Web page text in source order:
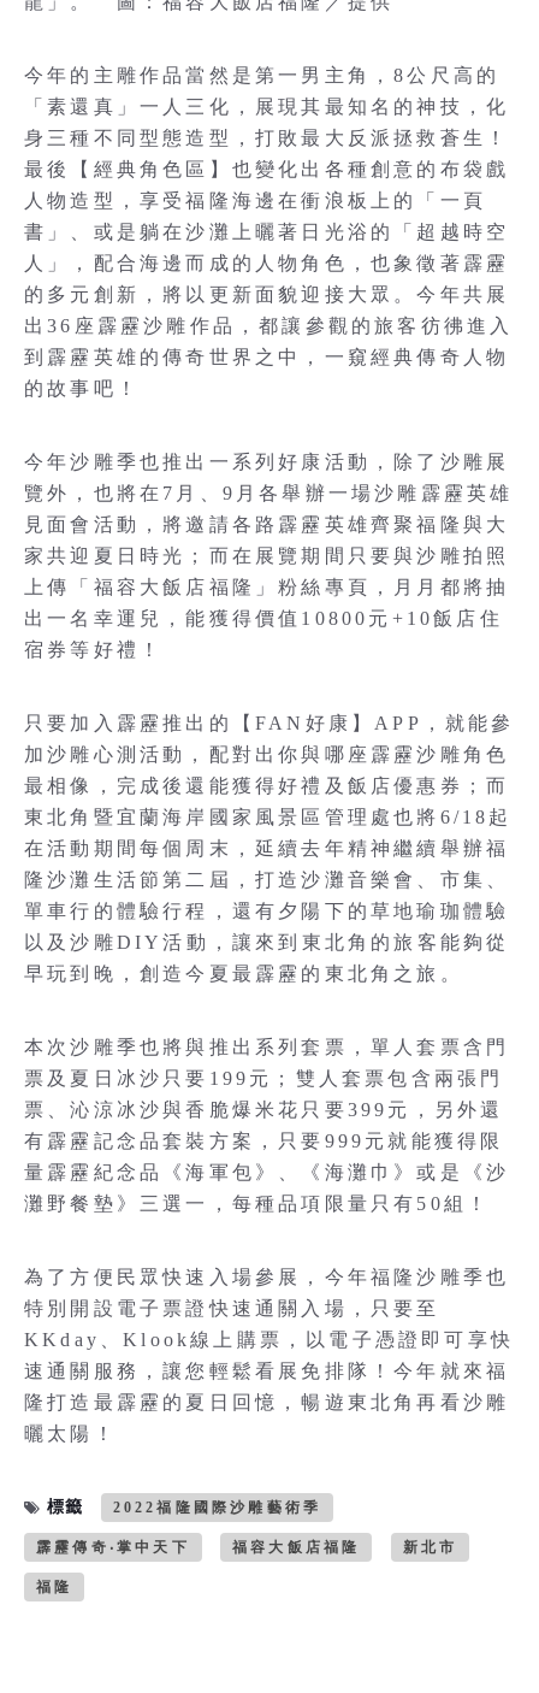
今年的主雕作品當然是第一男主角，8公尺高的
「素還真」一人三化，展現其最知名的神技，化
身三種不同型態造型，打敗最大反派拯救蒼生！
最後【經典角色區】也變化出各種創意的布袋戲
人物造型，享受福隆海邊在衝浪板上的「一頁
書」、或是躺在沙灘上曬著日光浴的「超越時空
人」，配合海邊而成的人物角色，也象徵著霹靂
的多元創新，將以更新面貌迎接大眾。今年共展
出36座霹靂沙雕作品，都讓參觀的旅客彷彿進入
到霹靂英雄的傳奇世界之中，一窺經典傳奇人物
的故事吧！
今年沙雕季也推出一系列好康活動，除了沙雕展
覽外，也將在7月、9月各舉辦一場沙雕霹靂英雄
見面會活動，將邀請各路霹靂英雄齊聚福隆與大
家共迎夏日時光；而在展覽期間只要與沙雕拍照
上傳「福容大飯店福隆」粉絲專頁，月月都將抽
出一名幸運兒，能獲得價值10800元+10飯店住
宿券等好禮！
只要加入霹靂推出的【FAN好康】APP，就能參
加沙雕心測活動，配對出你與哪座霹靂沙雕角色
最相像，完成後還能獲得好禮及飯店優惠券；而
東北角暨宜蘭海岸國家風景區管理處也將6/18起
在活動期間每個周末，延續去年精神繼續舉辦福
隆沙灘生活節第二屆，打造沙灘音樂會、市集、
單車行的體驗行程，還有夕陽下的草地瑜珈體驗
以及沙雕DIY活動，讓來到東北角的旅客能夠從
早玩到晚，創造今夏最霹靂的東北角之旅。
本次沙雕季也將與推出系列套票，單人套票含門
票及夏日冰沙只要199元；雙人套票包含兩張門
票、沁涼冰沙與香脆爆米花只要399元，另外還
有霹靂記念品套裝方案，只要999元就能獲得限
量霹靂紀念品《海軍包》、《海灘巾》或是《沙
灘野餐墊》三選一，每種品項限量只有50組！
為了方便民眾快速入場參展，今年福隆沙雕季也
特別開設電子票證快速通關入場，只要至
KKday、Klook線上購票，以電子憑證即可享快
速通關服務，讓您輕鬆看展免排隊！今年就來福
隆打造最霹靂的夏日回憶，暢遊東北角再看沙雕
曬太陽！
標籤 2022福隆國際沙雕藝術季
霹靂傳奇‧掌中天下 福容大飯店福隆 新北市
福隆